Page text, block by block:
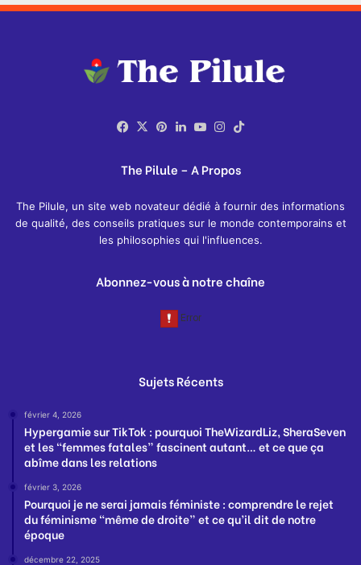
Facebook
X Pinterest
Linkedin
YouTubeInstagram
The Pilule – A Propos
The Pilule, un site web novateur dédié à fournir des informations
de qualité, des conseils pratiques sur le monde contemporains et
les philosophies qui l'influences.
Abonnez-vous à notre chaîne
Sujets Récents
février 4, 2026
Hypergamie sur TikTok : pourquoi TheWizardLiz, SheraSeven
et les “femmes fatales” fascinent autant… et ce que ça
abîme dans les relations
février 3, 2026
Pourquoi je ne serai jamais féministe : comprendre le rejet
du féminisme “même de droite” et ce qu’il dit de notre
époque
décembre 22, 2025